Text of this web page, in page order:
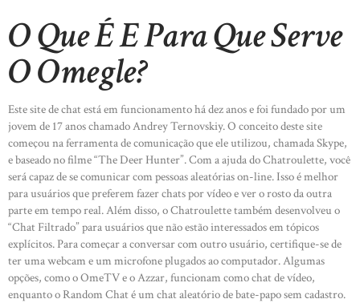
O Que É E Para Que Serve
O Omegle?
Este site de chat está em funcionamento há dez anos e foi fundado por um
jovem de 17 anos chamado Andrey Ternovskiy. O conceito deste site
começou na ferramenta de comunicação que ele utilizou, chamada Skype,
e baseado no filme “The Deer Hunter”. Com a ajuda do Chatroulette, você
será capaz de se comunicar com pessoas aleatórias on-line. Isso é melhor
para usuários que preferem fazer chats por vídeo e ver o rosto da outra
parte em tempo real. Além disso, o Chatroulette também desenvolveu o
“Chat Filtrado” para usuários que não estão interessados em tópicos
explícitos. Para começar a conversar com outro usuário, certifique-se de
ter uma webcam e um microfone plugados ao computador. Algumas
opções, como o OmeTV e o Azzar, funcionam como chat de vídeo,
enquanto o Random Chat é um chat aleatório de bate-papo sem cadastro.